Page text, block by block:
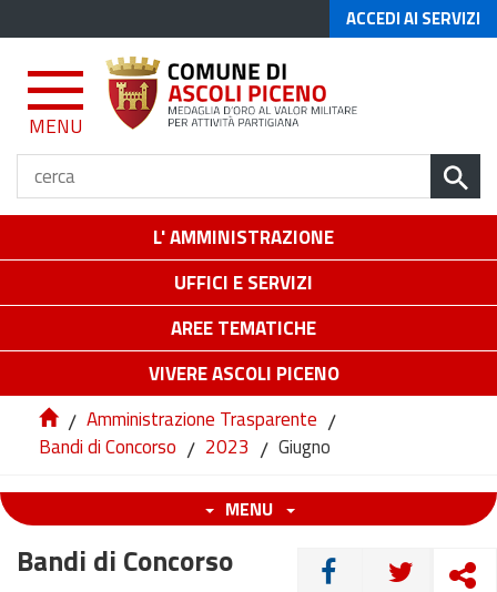
ACCEDI AI SERVIZI
MENU
L' AMMINISTRAZIONE
UFFICI E SERVIZI
AREE TEMATICHE
VIVERE ASCOLI PICENO
/ Amministrazione Trasparente /
Bandi di Concorso / 2023 / Giugno
MENU
CONDIVIDI
Bandi di Concorso